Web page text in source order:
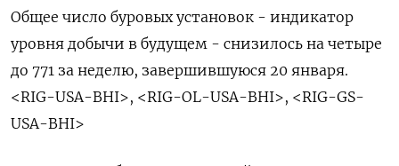
Общее число буровых установок - индикатор
уровня добычи в будущем - снизилось на четыре
до 771 за неделю, завершившуюся 20 января.
<RIG-USA-BHI>, <RIG-OL-USA-BHI>, <RIG-GS-
USA-BHI>